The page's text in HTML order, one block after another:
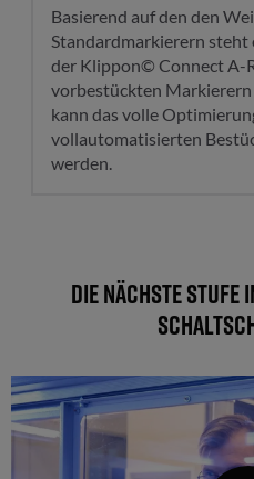
Basierend auf den den
Standardmarkierern steht
der Klippon© Connect A-
vorbestückten
kann das volle
vollautomatisierten
werden.
Die nächste Stufe